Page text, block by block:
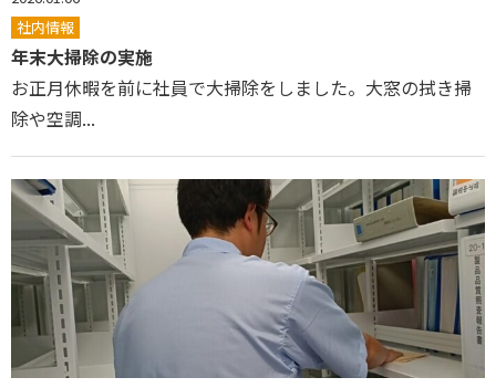
社内情報
年末大掃除の実施
お正月休暇を前に社員で大掃除をしました。大窓の拭き掃
除や空調...